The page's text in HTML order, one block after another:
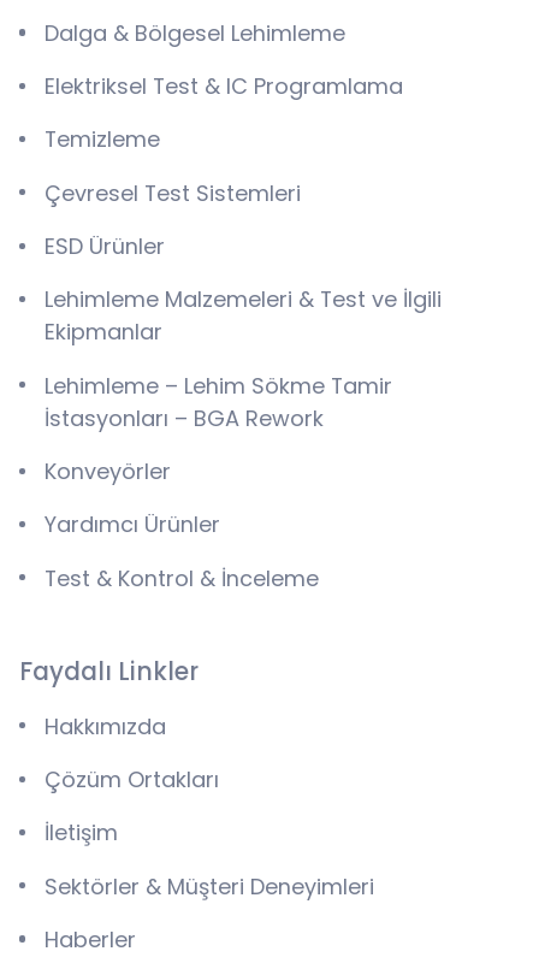
Dalga & Bölgesel Lehimleme
Elektriksel Test & IC Programlama
Temizleme
Çevresel Test Sistemleri
ESD Ürünler
Lehimleme Malzemeleri & Test ve İlgili
Ekipmanlar
Lehimleme – Lehim Sökme Tamir
İstasyonları – BGA Rework
Konveyörler
Yardımcı Ürünler
Test & Kontrol & İnceleme
Faydalı Linkler
Hakkımızda
Çözüm Ortakları
İletişim
Sektörler & Müşteri Deneyimleri
Haberler